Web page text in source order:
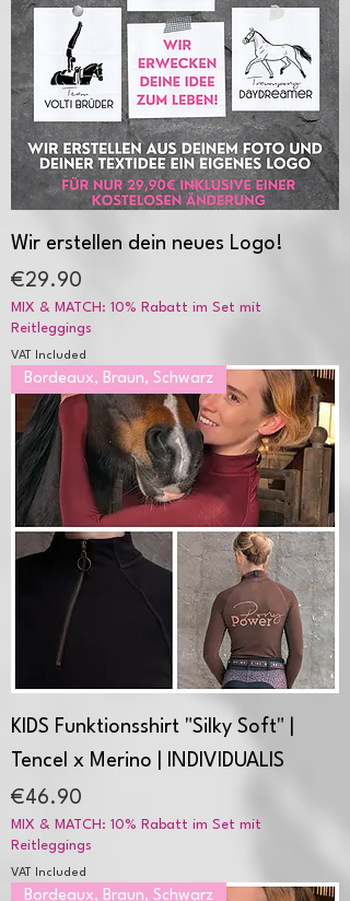
Wir erstellen dein neues Logo!
Price
€29.90
MIX & MATCH: 10% Rabatt im Set mit
Reitleggings
VAT Included
Bordeaux, Braun, Schwarz
KIDS Funktionsshirt "Silky Soft" |
Tencel x Merino | INDIVIDUALIS
Price
€46.90
MIX & MATCH: 10% Rabatt im Set mit
Reitleggings
VAT Included
Bordeaux, Braun, Schwarz